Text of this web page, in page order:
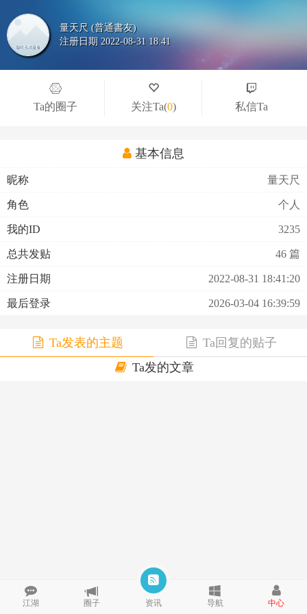
量天尺 (普通書友)
注册日期 2022-08-31 18:41
Ta的圈子 关注Ta(0) 私信Ta
基本信息
昵称 量天尺
角色 个人
我的ID 3235
总共发贴 46 篇
注册日期 2022-08-31 18:41:20
最后登录 2026-03-04 16:39:59
Ta发表的主题
Ta回复的贴子
Ta发的文章
江湖 圈子 资讯 导航 中心